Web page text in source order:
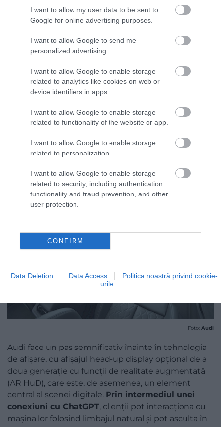
I want to allow my user data to be sent to
Google for online advertising purposes.
I want to allow Google to send me
personalized advertising.
I want to allow Google to enable storage
related to analytics like cookies on web or
device identifiers in apps.
I want to allow Google to enable storage
related to functionality of the website or app.
I want to allow Google to enable storage
related to personalization.
I want to allow Google to enable storage
related to security, including authentication
functionality and fraud prevention, and other
user protection.
CONFIRM
Data Deletion Data Access
Politica noastră privind cookie-
urile
Afișajul panoramic MMI, cu design curbat și
tehnologie OLED, este compus din afișajul Audi
inci și, împreună cu display-ul MMI de 10,9 inci
pentru pasagerul din față creează o scenă digitală
cu un design vizual clar definit. Modul Active Privacy
permite pasagerului din față să se bucure de
divertisment în timpul călătoriilor, cum ar fi de
atenția șoferului.În funcție de viteza curentă și de
gradul de ocupare a locurilor automobilului, lumina
este focalizată (modul Privacy activat) sau dispersată
(conținut vizibil tuturor), în baza unei unități de
comandă inteligente.
Foto: Audi
Audi face un pas semnificativ înainte în tehnologia
de afișare, cu afișajul head-up display opțional de a
doua generație cu funcții de realitate augmentată
(AR HuD), care este, de asemenea, un element
central al scenei digitale. Prin intermediul unei
conexiuni cu ChatGPT, clienții pot interacționa cu
mașina lor folosind limbajul natural și pot asculta în